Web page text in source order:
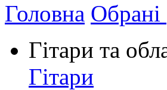
Головна Обрані
Гітари та
Гітари